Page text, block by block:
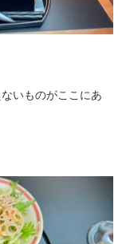
いものがここにあ